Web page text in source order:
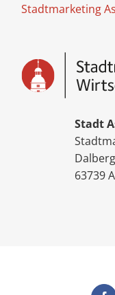
Stadtmarketing
Stadt
63739